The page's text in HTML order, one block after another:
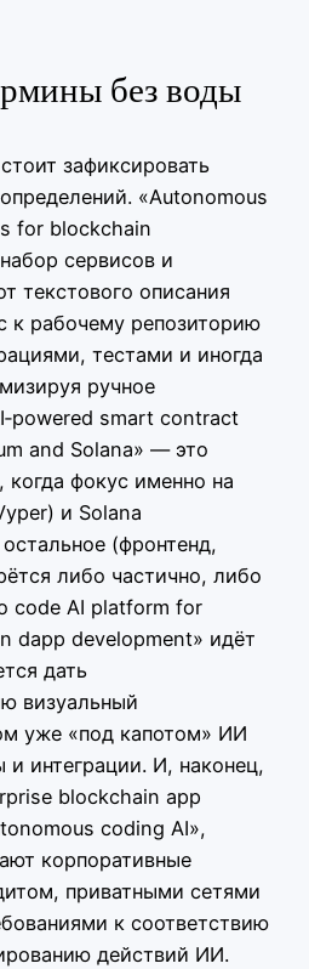
без воды
зафиксировать
«Autonomous
for blockchain
сервисов и
текстового описания
к рабочему репозиторию
тестами и иногда
ручное
smart contract
and Solana» — это
когда фокус именно на
и Solana
(фронтенд,
либо частично, либо
code AI platform for
dapp development» идёт
дать
визуальный
уже «под капотом» ИИ
и интеграции. И, наконец,
blockchain app
coding AI»,
корпоративные
приватными сетями
к соответствию
действий ИИ.